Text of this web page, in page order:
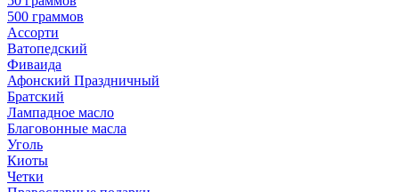
500 граммов
Ассорти
Ватопедский
Фиваида
Афонский Праздничный
Братский
Лампадное масло
Благовонные масла
Уголь
Киоты
Четки